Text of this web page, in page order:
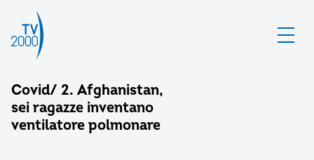
Covid/ 2. Afghanistan,
sei ragazze inventano
ventilatore polmonare